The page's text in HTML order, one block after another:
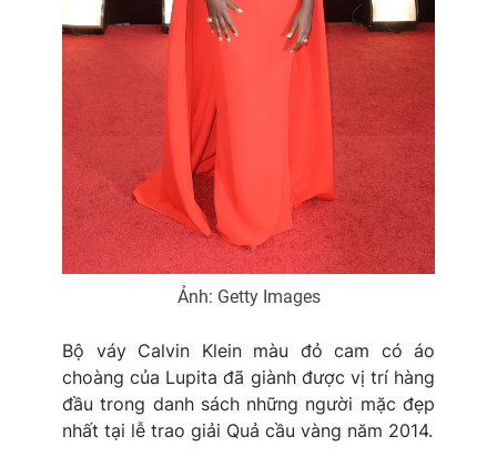
Ảnh: Getty Images
Bộ váy Calvin Klein màu đỏ cam có áo
choàng của Lupita đã giành được vị trí hàng
đầu trong danh sách những người mặc đẹp
nhất tại lễ trao giải Quả cầu vàng năm 2014.